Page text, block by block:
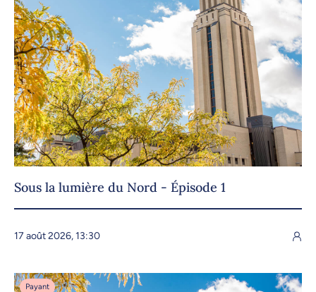
Sous la lumière du Nord - Épisode 1
17 août 2026, 13:30
Payant